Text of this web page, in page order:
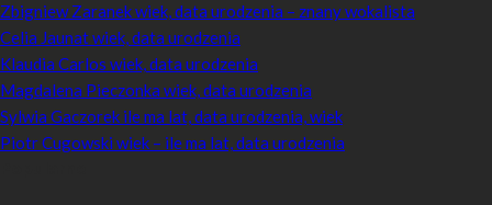
Zbigniew Zaranek wiek, data urodzenia – znany wokalista
Celia Jaunat wiek, data urodzenia
Klaudia Carlos wiek, data urodzenia
Magdalena Pieczonka wiek, data urodzenia
Sylwia Gaczorek ile ma lat, data urodzenia, wiek
Piotr Cugowski wiek – ile ma lat, data urodzenia